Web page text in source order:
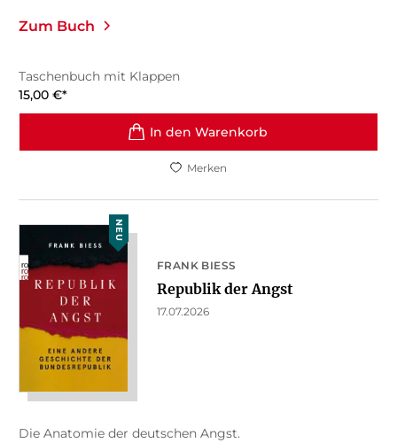
Zum Buch
Taschenbuch mit Klappen
15,00 €*
In den Warenkorb
Merken
NEU
FRANK BIESS
Republik der Angst
17.07.2026
Die Anatomie der deutschen Angst.